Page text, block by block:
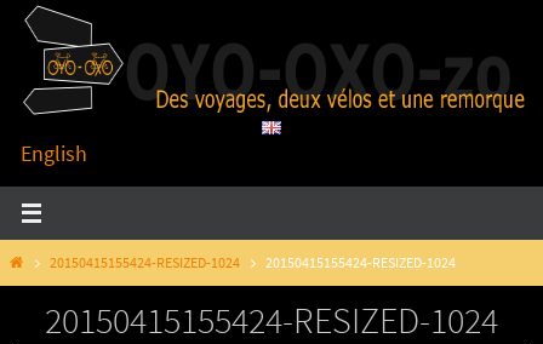
Passer
contenu
English
HOME20150415155424-RESIZED-1024 20150415155424-RESIZED-1024
20150415155424-RESIZED-1024